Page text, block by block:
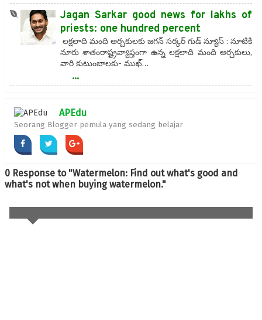
Jagan Sarkar good news for lakhs of
priests: one hundred percent
లక్షలాది మంది అర్చకులకు జగన్ సర్కర్ గుడ్ న్యూస్ : నూటికి
నూరు శాతంరాష్ట్రవ్యాప్తంగా ఉన్న లక్షలాది మంది అర్చకులు,
వారి కుటుంబాలకు- ముఖ్…
...
APEdu
Seorang Blogger pemula yang sedang belajar
0 Response to "Watermelon: Find out what's good and
what's not when buying watermelon."